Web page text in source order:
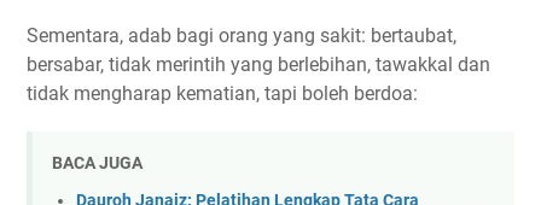
Sementara, adab bagi orang yang sakit: bertaubat,
bersabar, tidak merintih yang berlebihan, tawakkal dan
tidak mengharap kematian, tapi boleh berdoa:
BACA JUGA
Dauroh Janaiz: Pelatihan Lengkap Tata Cara